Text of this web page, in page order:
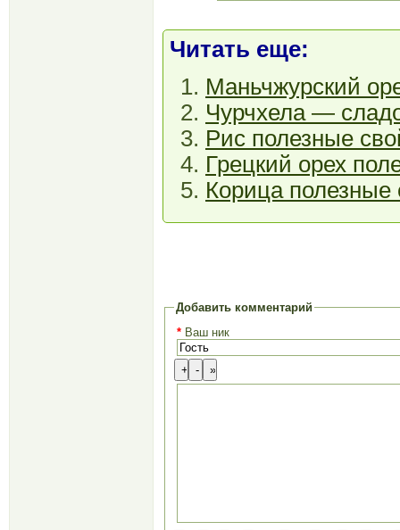
Читать еще:
Маньчжурский
Чурчхела —
Рис полезные
Грецкий орех
Корица полезные
Добавить комментарий
* Ваш ник